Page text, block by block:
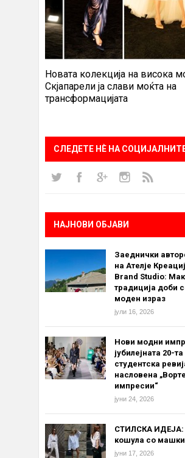
Новата колекција на висока
Скјапарели ја слави моќта на
трансформацијата
СЛЕДЕТЕ НÈ НА
НАЈНОВИ ОБЈАВИ
Заеднички
на Ателје
Brand Studio:
традиција доби
моден израз
јули 16, 2026
Нови модни
јубилејната 20-та
студентска
насловена
импресии“
јуни 24, 2026
СТИЛСКА ИДЕЈА:
кошула со машки
јуни 17, 2026